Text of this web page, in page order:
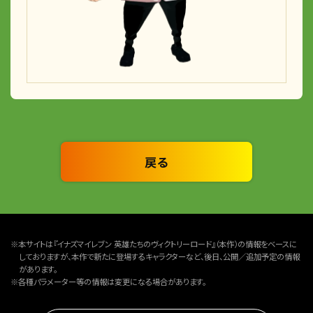
戻る
※本サイトは『イナズマイレブン 英雄たちのヴィクトリーロード』（本作）の情報をベースに
しておりますが、本作で新たに登場するキャラクターなど、後日、公開／追加予定の情報
があります。
※各種パラメーター等の情報は変更になる場合があります。